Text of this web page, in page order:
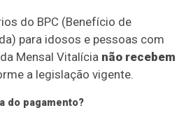
do BPC (Benefício de
para idosos e pessoas com
Mensal Vitalícia não recebem
a legislação vigente.
do pagamento?